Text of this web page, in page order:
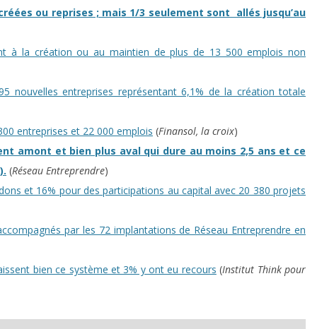
ou reprises ; mais 1/3 seulement sont allés jusqu’au
à la création ou au maintien de plus de 13 500 emplois non
nouvelles entreprises représentant 6,1% de la création totale
entreprises et 22 000 emplois (Finansol, la croix)
amont et bien plus aval qui dure au moins 2,5 ans et ce
(Réseau Entreprendre)
et 16% pour des participations au capital avec 20 380 projets
par les 72 implantations de Réseau Entreprendre en
bien ce système et 3% y ont eu recours (Institut Think pour